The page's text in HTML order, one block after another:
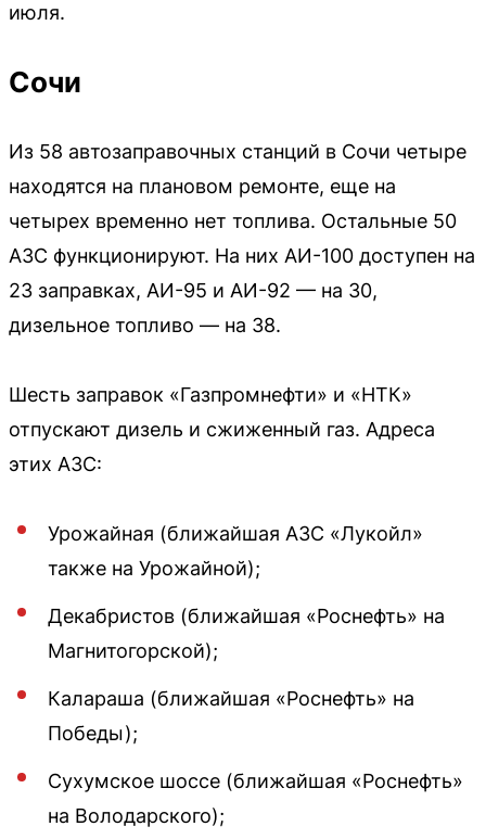
июля.
Сочи
Из 58 автозаправочных станций в Сочи четыре
находятся на плановом ремонте, еще на
четырех временно нет топлива. Остальные 50
АЗС функционируют. На них АИ-100 доступен на
23 заправках, АИ-95 и АИ-92 — на 30,
дизельное топливо — на 38.
Шесть заправок «Газпромнефти» и «НТК»
отпускают дизель и сжиженный газ. Адреса
этих АЗС:
Урожайная (ближайшая АЗС «Лукойл»
также на Урожайной);
Декабристов (ближайшая «Роснефть» на
Магнитогорской);
Калараша (ближайшая «Роснефть» на
Победы);
Сухумское шоссе (ближайшая «Роснефть»
на Володарского);